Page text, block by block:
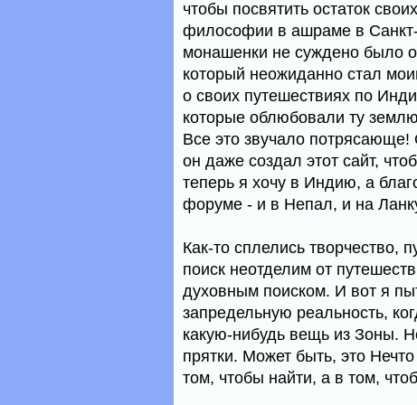
чтобы посвятить остаток
философии в ашраме в Санкт-
монашенки не суждено было
который неожиданно стал
о своих путешествиях по
которые облюбовали ту
Все это звучало потрясающе!
он даже создал этот сайт,
теперь я хочу в Индию, а
форуме - и в Непал, и на
Как-то сплелись творчество,
поиск неотделим от
духовным поиском. И вот я
запредельную реальность,
какую-нибудь вещь из Зоны.
прятки. Может быть, это
том, чтобы найти, а в том,